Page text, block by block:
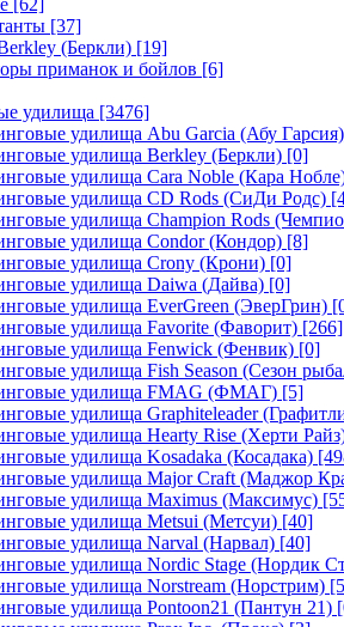
[62]
[37]
(Беркли) [19]
приманок и бойлов [6]
удилища [3476]
удилища Abu Garcia (Абу Гарсия)
удилища Berkley (Беркли) [0]
удилища Cara Noble (Кара
удилища CD Rods (СиДи Родс)
удилища Champion Rods
удилища Condor (Кондор) [8]
удилища Crony (Крони) [0]
удилища Daiwa (Дайва) [0]
удилища EverGreen (ЭверГрин)
удилища Favorite (Фаворит) [266]
удилища Fenwick (Фенвик) [0]
удилища Fish Season (Сезон
удилища FMAG (ФМАГ) [5]
удилища Graphiteleader
удилища Hearty Rise (Херти
удилища Kosadaka (Косадака)
удилища Major Craft (Маджор
удилища Maximus (Максимус)
удилища Metsui (Метсуи) [40]
удилища Narval (Нарвал) [40]
удилища Nordic Stage (Нордик
удилища Norstream (Норстрим)
удилища Pontoon21 (Пантун 21)